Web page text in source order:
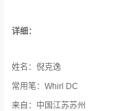
详细：
姓名：倪克逸
常用笔：Whirl DC
来自：中国江苏苏州